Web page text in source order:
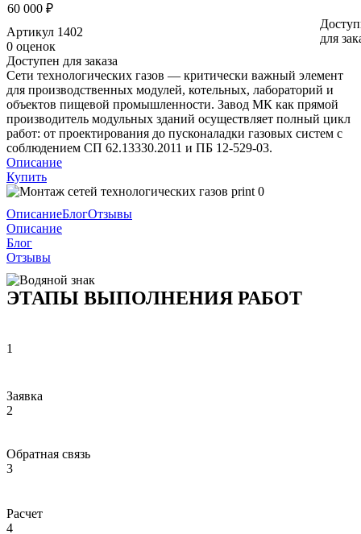
60 000 ₽
для
Артикул 1402
0 оценок
Доступен для заказа
Сети технологических газов — критически важный элемент
для производственных модулей, котельных, лабораторий и
объектов пищевой промышленности. Завод МК как прямой
производитель модульных зданий осуществляет полный цикл
работ: от проектирования до пусконаладки газовых систем с
соблюдением СП 62.13330.2011 и ПБ 12-529-03.
Описание
Купить
ОписаниеБлогОтзывы
Описание
Блог
Отзывы
ЭТАПЫ ВЫПОЛНЕНИЯ РАБОТ
1
Заявка
2
Обратная связь
3
Расчет
4